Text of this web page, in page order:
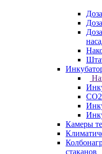
Камеры
стаканов